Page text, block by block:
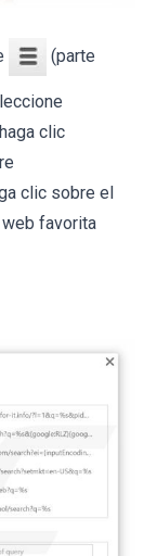
(parte
clic
clic sobre el
web favorita